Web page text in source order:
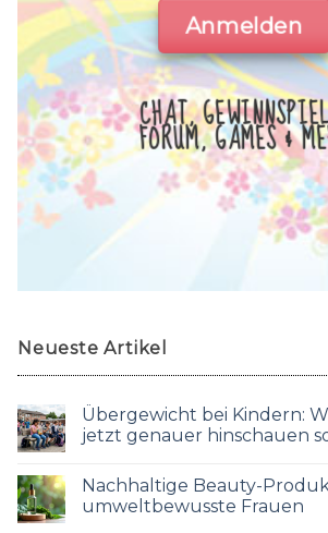
Anmelden
CHAT,
FORUM, GAMES &
Neueste Artikel
Übergewicht bei Kindern:
jetzt genauer hinschauen
Nachhaltige Beauty-
umweltbewusste Frauen